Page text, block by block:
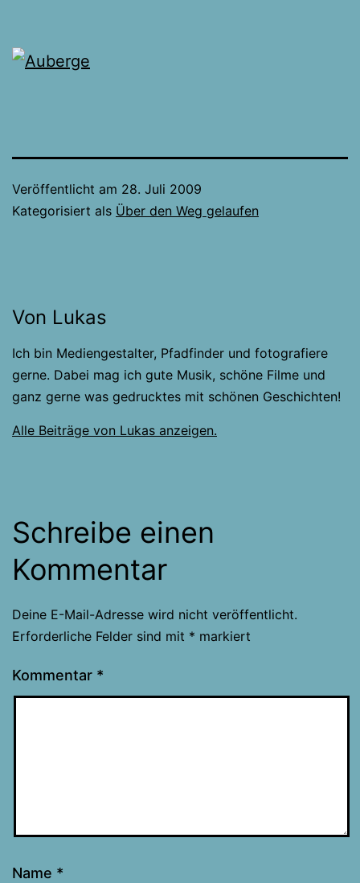
Veröffentlicht am 28. Juli 2009
Kategorisiert als Über den Weg gelaufen
Von Lukas
Ich bin Mediengestalter, Pfadfinder und fotografiere
gerne. Dabei mag ich gute Musik, schöne Filme und
ganz gerne was gedrucktes mit schönen Geschichten!
Alle Beiträge von Lukas anzeigen.
Schreibe einen
Kommentar
Deine E-Mail-Adresse wird nicht veröffentlicht.
Erforderliche Felder sind mit * markiert
Kommentar *
Name *